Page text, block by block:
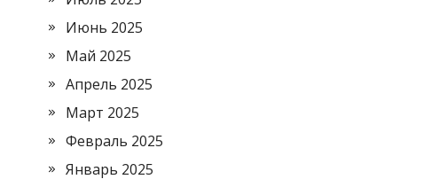
Июнь 2025
Май 2025
Апрель 2025
Март 2025
Февраль 2025
Январь 2025